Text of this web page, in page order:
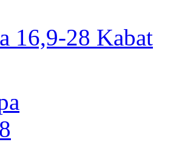
16,9-28 Kabat